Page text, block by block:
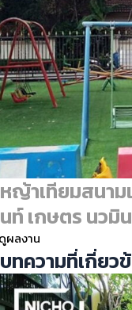
หญ้าเทียมสนาม
นท์ เกษตร นวมิ
ผลงาน
บทความที่เกี่ยว